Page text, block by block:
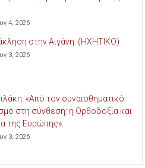
4, 2026
στην Αιγάνη. (ΗΧΗΤΙΚΟ)
3, 2026
«Από τον συναισθηματικό
στη σύνθεση: η Ορθοδοξία και
της Ευρώπης».
3, 2026